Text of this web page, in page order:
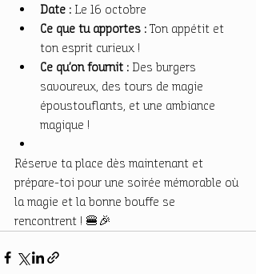
Date : Le 16 octobre
Ce que tu apportes : Ton appétit et
ton esprit curieux !
Ce qu’on fournit : Des burgers
savoureux, des tours de magie
époustouflants, et une ambiance
magique !
Réserve ta place dès maintenant et
prépare-toi pour une soirée mémorable où
la magie et la bonne bouffe se
rencontrent ! 🍔🎉